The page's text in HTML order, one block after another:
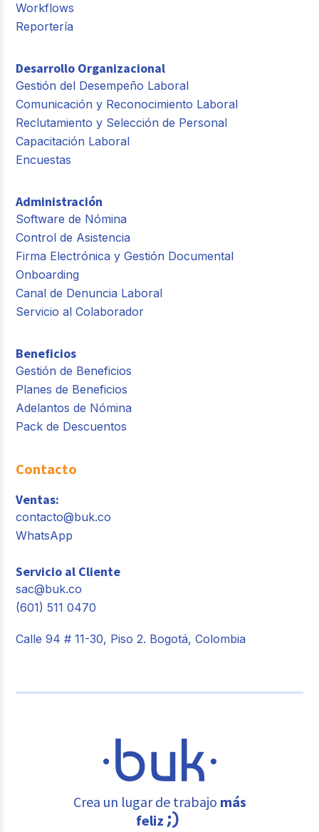
Workflows
Reportería
Desarrollo Organizacional
Gestión del Desempeño Laboral
Comunicación y Reconocimiento Laboral
Reclutamiento y Selección de Personal
Capacitación Laboral
Encuestas
Administración
Software de Nómina
Control de Asistencia
Firma Electrónica y Gestión Documental
Onboarding
Canal de Denuncia Laboral
Servicio al Colaborador
Beneficios
Gestión de Beneficios
Planes de Beneficios
Adelantos de Nómina
Pack de Descuentos
Contacto
Ventas:
contacto@buk.co
WhatsApp
Servicio al Cliente
sac@buk.co
(601) 511 0470
Calle 94 # 11-30, Piso 2. Bogotá, Colombia
Crea un lugar de trabajo más
feliz